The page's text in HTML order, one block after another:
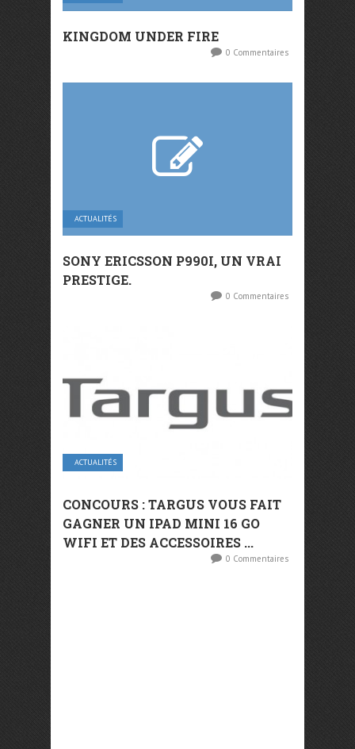
KINGDOM UNDER FIRE
0 Commentaires
ACTUALITÉS
SONY ERICSSON P990I, UN VRAI
PRESTIGE.
0 Commentaires
ACTUALITÉS
CONCOURS : TARGUS VOUS FAIT
GAGNER UN IPAD MINI 16 GO
WIFI ET DES ACCESSOIRES ...
0 Commentaires